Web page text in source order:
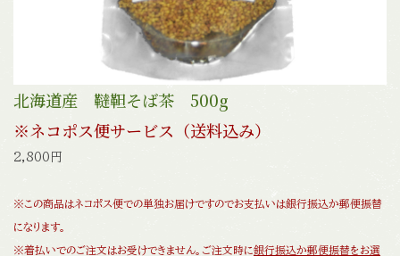
北海道産 韃靼そば茶 500g
※ネコポス便サービス（送料込み）
2,800円
※この商品はネコポス便での単独お届けですのでお支払いは銀行振込か郵便振替
になります。
※着払いでのご注文はお受けできません。ご注文時に銀行振込か郵便振替をお選